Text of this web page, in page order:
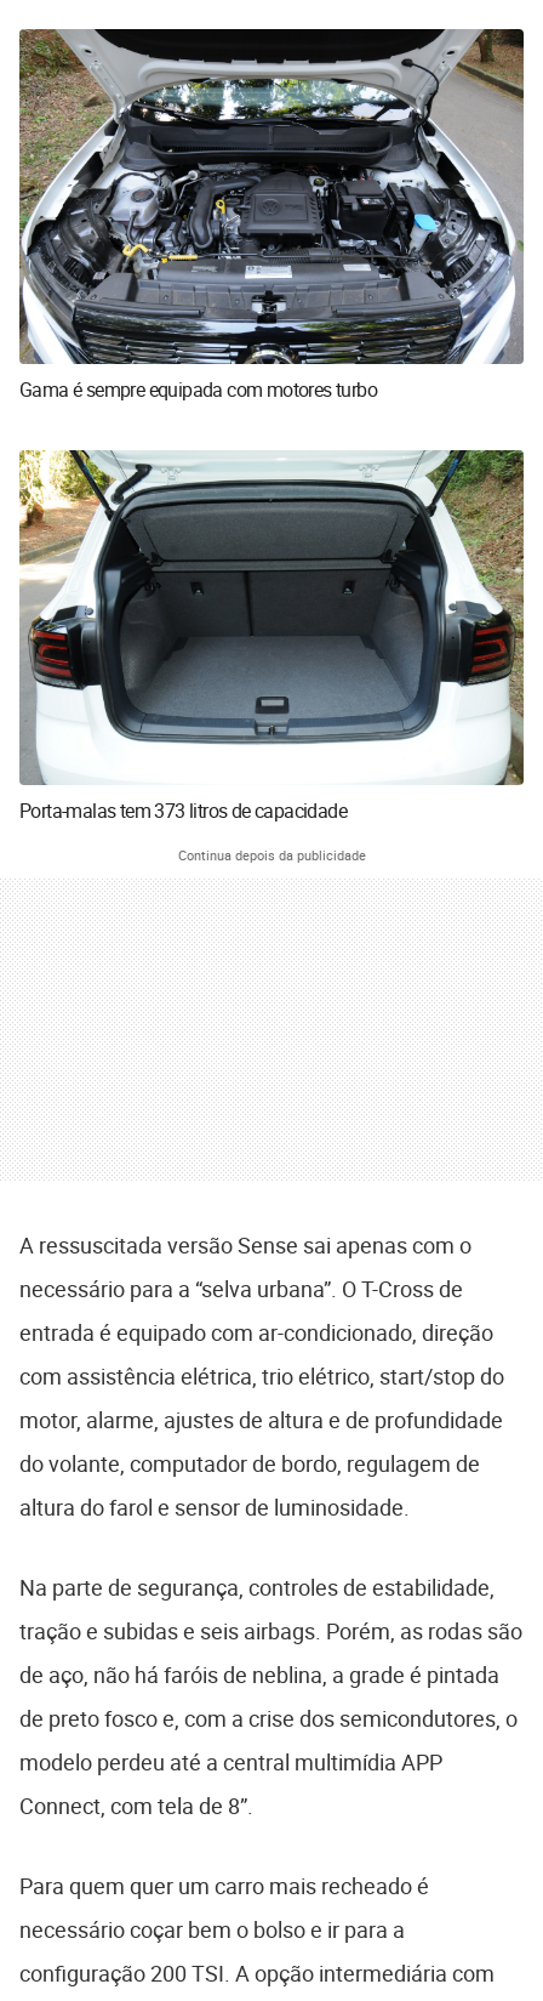
Gama é sempre equipada com motores turbo
Porta-malas tem 373 litros de capacidade
Continua depois da publicidade
A ressuscitada versão Sense sai apenas com o
necessário para a “selva urbana”. O T-Cross de
entrada é equipado com ar-condicionado, direção
com assistência elétrica, trio elétrico, start/stop do
motor, alarme, ajustes de altura e de profundidade
do volante, computador de bordo, regulagem de
altura do farol e sensor de luminosidade.
Na parte de segurança, controles de estabilidade,
tração e subidas e seis airbags. Porém, as rodas são
de aço, não há faróis de neblina, a grade é pintada
de preto fosco e, com a crise dos semicondutores, o
modelo perdeu até a central multimídia APP
Connect, com tela de 8”.
Para quem quer um carro mais recheado é
necessário coçar bem o bolso e ir para a
configuração 200 TSI. A opção intermediária com